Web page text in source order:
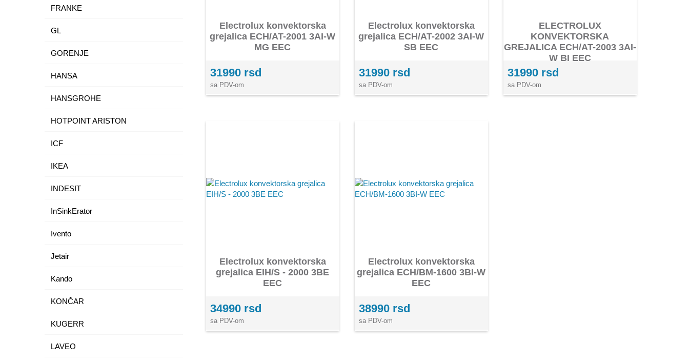
FRANKE
GL
GORENJE
HANSA
HANSGROHE
HOTPOINT ARISTON
ICF
IKEA
INDESIT
InSinkErator
Ivento
Jetair
Kando
KONČAR
KUGERR
LAVEO
Electrolux konvektorska
grejalica ECH/AT-2001 3AI-W
MG EEC
31990 rsd
sa PDV-om
Electrolux konvektorska
grejalica ECH/AT-2002 3AI-W
SB EEC
31990 rsd
sa PDV-om
ELECTROLUX
KONVEKTORSKA
GREJALICA ECH/AT-2003 3AI-
W BI EEC
31990 rsd
sa PDV-om
Electrolux konvektorska
grejalica EIH/S - 2000 3BE
EEC
34990 rsd
sa PDV-om
Electrolux konvektorska
grejalica ECH/BM-1600 3BI-W
EEC
38990 rsd
sa PDV-om